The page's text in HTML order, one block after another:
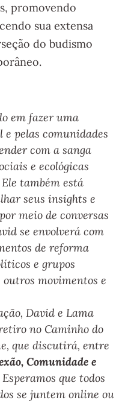
promovendo
sua extensa
do budismo
em fazer uma
pelas comunidades
com a sanga
e ecológicas
também está
seus insights e
meio de conversas
se envolverá com
de reforma
e grupos
movimentos e
David e Lama
no Caminho do
que discutirá, entre
Comunidade e
Esperamos que todos
se juntem online ou